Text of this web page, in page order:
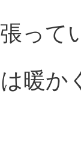
って
暖か